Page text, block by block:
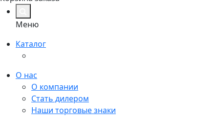
Меню
Каталог
О нас
О компании
Стать дилером
Наши торговые знаки